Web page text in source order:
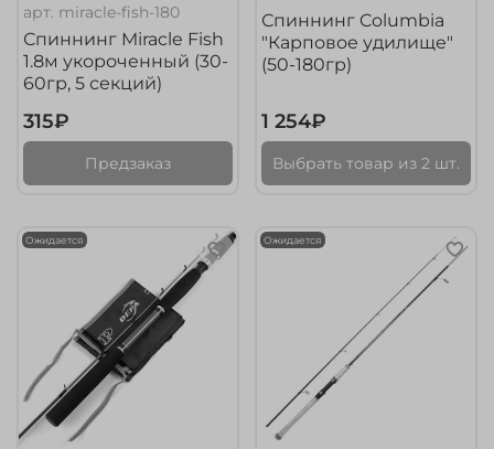
арт. miracle-fish-180
Спиннинг Miracle Fish
1.8м укороченный (30-
60гр, 5 секций)
315₽
Предзаказ
Спиннинг Columbia
"Карповое удилище"
(50-180гр)
1 254₽
Выбрать товар из 2 шт.
Ожидается Ожидается